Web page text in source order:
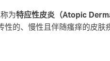
为特应性皮炎（Atopic
性的、慢性且伴随瘙痒的皮肤